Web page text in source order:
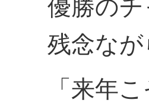
優勝の
残念な
「来年